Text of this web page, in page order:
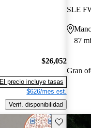
$26,052
El precio incluye tasas
$626/mes est.
Verif. disponibilidad
SLE
87
Gran
Guarda este